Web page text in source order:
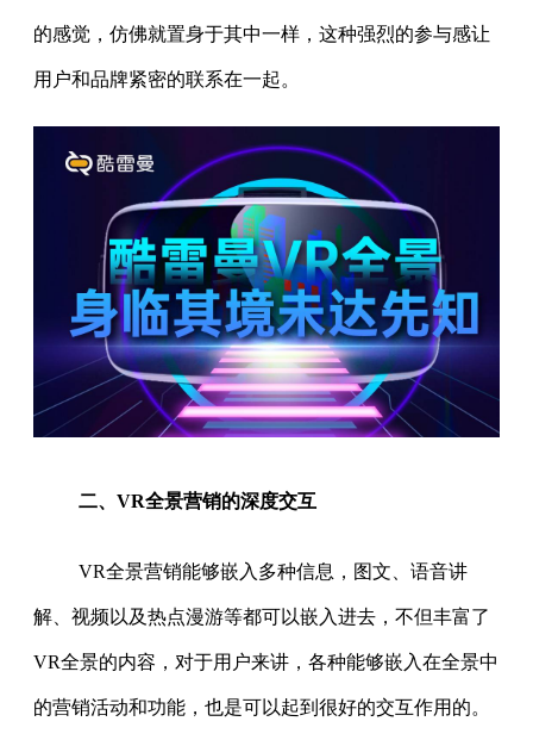
的感觉，仿佛就置身于其中一样，这种强烈的参与感让
用户和品牌紧密的联系在一起。
二、VR全景营销的深度交互
VR全景营销能够嵌入多种信息，图文、语音讲
解、视频以及热点漫游等都可以嵌入进去，不但丰富了
VR全景的内容，对于用户来讲，各种能够嵌入在全景中
的营销活动和功能，也是可以起到很好的交互作用的。